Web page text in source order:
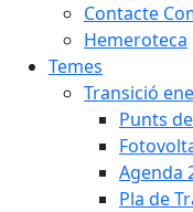
Contacte
Hemeroteca
Temes
Transició
Punts
Agenda
Pla de